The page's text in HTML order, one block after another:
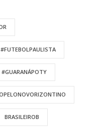
#FUTEBOLPAULISTA
#GUARANÁPOTY
BRASILEIROB